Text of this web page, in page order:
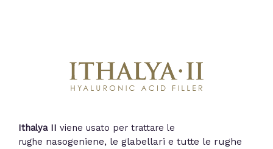
Ithalya II viene usato per trattare le
rughe nasogeniene, le glabellari e tutte le rughe